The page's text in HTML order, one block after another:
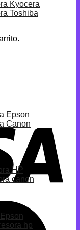
Kyocera
Toshiba
Epson
Canon
HP
canon
hp